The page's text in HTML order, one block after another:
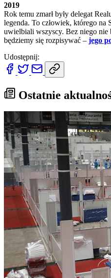
2019
Rok temu zmarł były delegat
legenda. To człowiek, którego na
uwielbiali wszyscy. Bez niego nie
będziemy się rozpisywać – jego
Udostępnij:
Ostatnie